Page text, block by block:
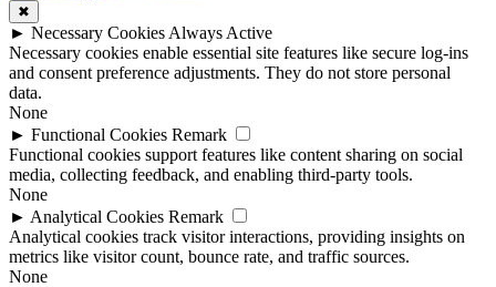
✖
► Necessary Cookies Always Active
Necessary cookies enable essential site features like secure log-ins
and consent preference adjustments. They do not store personal
data.
None
► Functional Cookies Remark
Functional cookies support features like content sharing on social
media, collecting feedback, and enabling third-party tools.
None
► Analytical Cookies Remark
Analytical cookies track visitor interactions, providing insights on
metrics like visitor count, bounce rate, and traffic sources.
None